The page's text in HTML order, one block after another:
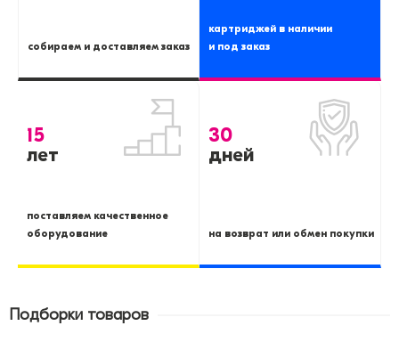
собираем и доставляем заказ
картриджей в наличии
и под заказ
15
лет
поставляем качественное
оборудование
30
дней
на возврат или обмен покупки
Подборки товаров